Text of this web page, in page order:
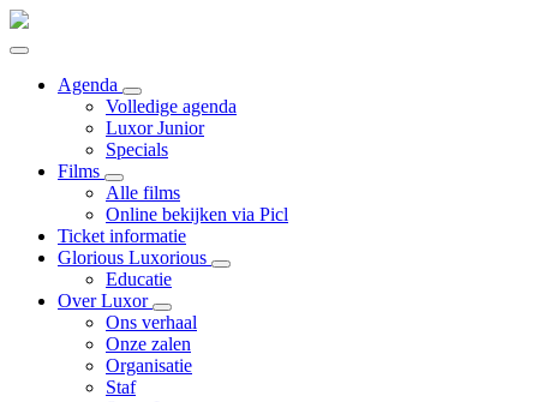
Agenda
Volledige agenda
Luxor Junior
Specials
Films
Alle films
Online bekijken via Picl
Ticket informatie
Glorious Luxorious
Educatie
Over Luxor
Ons verhaal
Onze zalen
Organisatie
Staf